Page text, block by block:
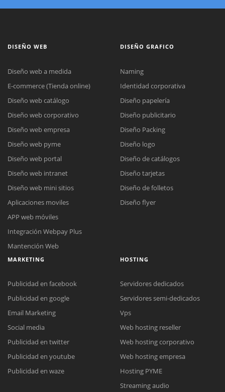
Reunión online
Meet para la reunión online.
Cotización
Chat Online
Todos nuestros ejecutivos están fuera de línea. Complete el formulario
DISEÑO WEB
Diseño web a medida
E-commerce (Tienda online)
Diseño web catálogo
Diseño web corporativo
Diseño web empresa
Diseño web pyme
Diseño web portal
Diseño web intranet
Diseño web mini sitios
Aplicaciones moviles
APP web móviles
Integración Webpay Plus
Mantención Web
DISEÑO GRAFICO
Naming
Identidad corporativa
Diseño papelería
Diseño publicitario
Diseño Packing
Diseño logo
Diseño de catálogos
Diseño tarjetas
Diseño de folletos
Diseño flyer
MARKETING
Publicidad en facebook
Publicidad en google
Email Marketing
Social media
Publicidad en twitter
Publicidad en youtube
Publicidad en waze
HOSTING
Servidores dedicados
Servidores semi-dedicados
Vps
Web hosting reseller
Web hosting corporativo
Web hosting empresa
Hosting PYME
Streaming audio